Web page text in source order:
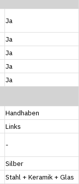
Ja
Ja
Ja
Ja
Ja
Handhaben
Links
-
Silber
Stahl + Keramik + Glas